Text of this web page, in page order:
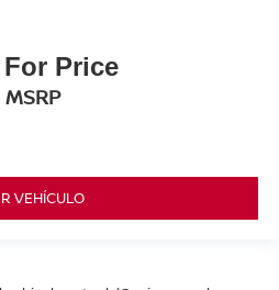
Price
MSRP
VEHÍCULO